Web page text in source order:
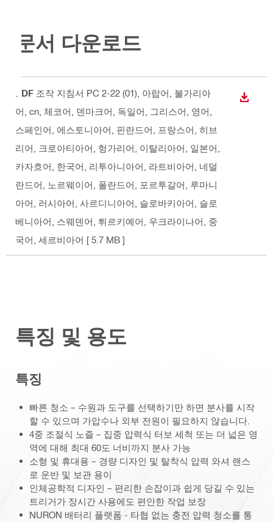
문서 다운로드
PDF 조작 지침서 PC 2-22 (01) , 아랍어, 불가리아
어, cn, 체코어, 덴마크어, 독일어, 그리스어, 영어,
스페인어, 에스토니아어, 핀란드어, 프랑스어, 히브
리어, 크로아티아어, 헝가리어, 이탈리아어, 일본어,
카자흐어, 한국어, 리투아니아어, 라트비아어, 네덜
란드어, 노르웨이어, 폴란드어, 포르투갈어, 루마니
아어, 러시아어, 사르디니아어, 슬로바키아어, 슬로
베니아어, 스웨덴어, 튀르키예어, 우크라이나어, 중
국어, 세르비아어 [ 5.7 MB ]
다운로
특징 및 용도
특징
빠른 청소 – 수원과 도구를 선택하기만 하면 분사를 시작
할 수 있으며 가압수나 외부 전원이 필요하지 않습니다.
4중 조절식 노즐 – 집중 압력식 터보 세척 또는 더 넓은 영
역에 대해 최대 60도 너비까지 분사 가능
소형 및 휴대용 – 경량 디자인 및 탈착식 압력 와셔 랜스
로 운반 및 보관 용이
인체공학적 디자인 – 편리한 손잡이과 쉽게 당길 수 있는
트리거가 장시간 사용에도 편안한 작업 보장
NURON 배터리 플랫폼 - 타협 없는 충전 압력 청소를 통